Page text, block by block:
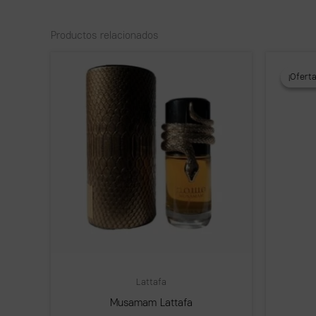
Productos relacionados
Lattafa
Musamam Lattafa
¡Oferta!
¡Oferta!